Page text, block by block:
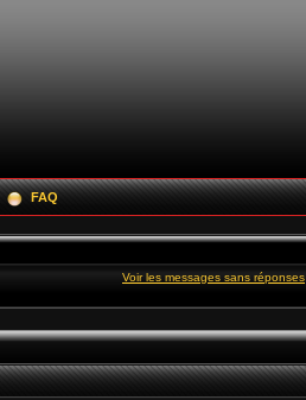
FAQ
Voir les messages sans réponses